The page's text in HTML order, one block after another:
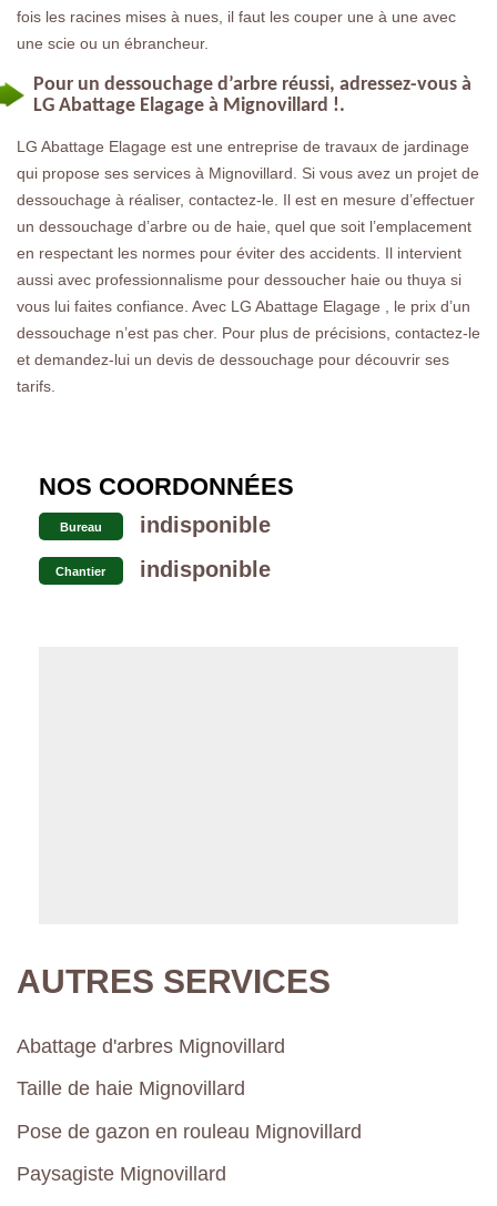
fois les racines mises à nues, il faut les couper une à une avec
une scie ou un ébrancheur.
Pour un dessouchage d’arbre réussi, adressez-vous à
LG Abattage Elagage à Mignovillard !.
LG Abattage Elagage est une entreprise de travaux de jardinage
qui propose ses services à Mignovillard. Si vous avez un projet de
dessouchage à réaliser, contactez-le. Il est en mesure d’effectuer
un dessouchage d’arbre ou de haie, quel que soit l’emplacement
en respectant les normes pour éviter des accidents. Il intervient
aussi avec professionnalisme pour dessoucher haie ou thuya si
vous lui faites confiance. Avec LG Abattage Elagage , le prix d’un
dessouchage n’est pas cher. Pour plus de précisions, contactez-le
et demandez-lui un devis de dessouchage pour découvrir ses
tarifs.
NOS COORDONNÉES
Bureau indisponible
Chantier indisponible
AUTRES SERVICES
Abattage d'arbres Mignovillard
Taille de haie Mignovillard
Pose de gazon en rouleau Mignovillard
Paysagiste Mignovillard